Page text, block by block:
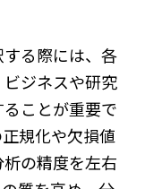
る際には、各
ジネスや研究
ことが重要で
規化や欠損値
の精度を左右